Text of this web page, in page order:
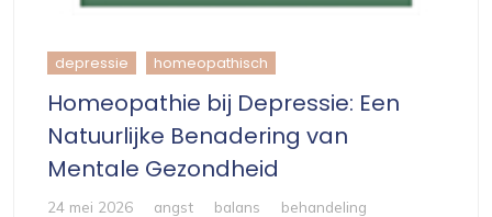
depressie homeopathisch
Homeopathie bij Depressie: Een
Natuurlijke Benadering van
Mentale Gezondheid
24 mei 2026 angst balans
behandeling